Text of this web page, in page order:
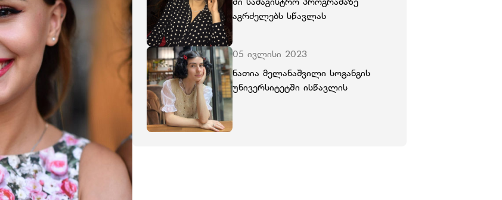
აგრძელებს სწავლას
05 ივლისი 2023
ნათია მელანაშვილი სოგანგის
უნივერსიტეტში ისწავლის